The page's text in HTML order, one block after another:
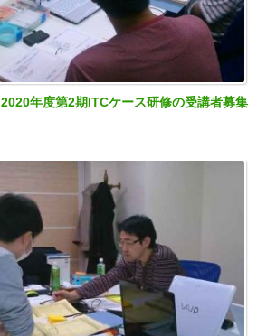
2020年度第2期ITCケース研修の受講者募集